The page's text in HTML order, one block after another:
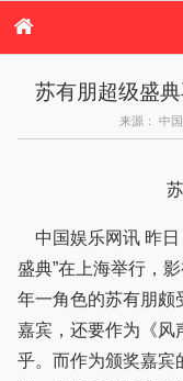
港台娱乐
日
音
苏有朋超级盛
来源： 中
中国娱乐网讯 昨日
盛典”在上海举行，
年一角色的苏有朋颇
嘉宾，还要作为《风
乎。而作为颁奖嘉宾